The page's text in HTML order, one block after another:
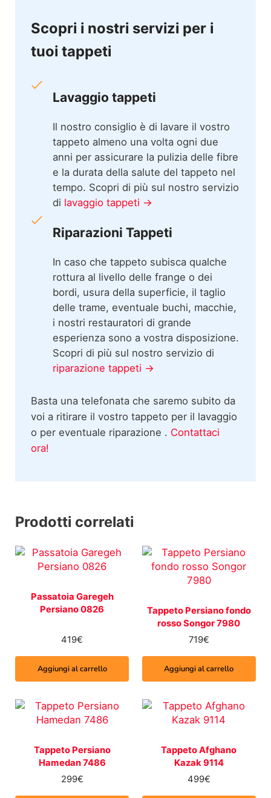
Scopri i nostri servizi per i
tuoi tappeti
Lavaggio tappeti
Il nostro consiglio è di lavare il vostro
tappeto almeno una volta ogni due
anni per assicurare la pulizia delle fibre
e la durata della salute del tappeto nel
tempo. Scopri di più sul nostro servizio
di lavaggio tappeti →
Riparazioni Tappeti
In caso che tappeto subisca qualche
rottura al livello delle frange o dei
bordi, usura della superficie, il taglio
delle trame, eventuale buchi, macchie,
i nostri restauratori di grande
esperienza sono a vostra disposizione.
Scopri di più sul nostro servizio di
riparazione tappeti →
Basta una telefonata che saremo subito da
voi a ritirare il vostro tappeto per il lavaggio
o per eventuale riparazione . Contattaci
ora!
Prodotti correlati
Passatoia Garegeh
Persiano 0826
419€
Aggiungi al carrello
Tappeto Persiano fondo
rosso Songor 7980
719€
Aggiungi al carrello
Tappeto Persiano
Hamedan 7486
299€
Tappeto Afghano
Kazak 9114
499€